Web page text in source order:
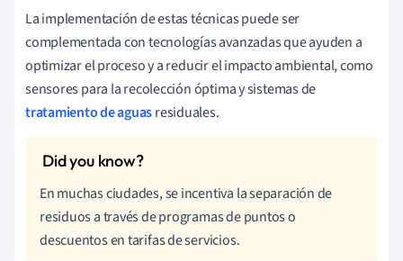
La implementación de estas técnicas puede ser
complementada con tecnologías avanzadas que ayuden a
optimizar el proceso y a reducir el impacto ambiental, como
sensores para la recolección óptima y sistemas de
tratamiento de aguasresiduales.
En muchas ciudades, se incentiva la separación de
residuos a través de programas de puntos o
descuentos en tarifas de servicios.